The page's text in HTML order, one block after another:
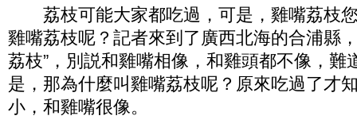
荔枝可能大家都吃過，可是，雞嘴荔枝
雞嘴荔枝呢？記者來到了廣西北海的合浦縣
荔枝”，別説和雞嘴相像，和雞頭都不像，難
是，那為什麼叫雞嘴荔枝呢？原來吃過了才
小，和雞嘴很像。